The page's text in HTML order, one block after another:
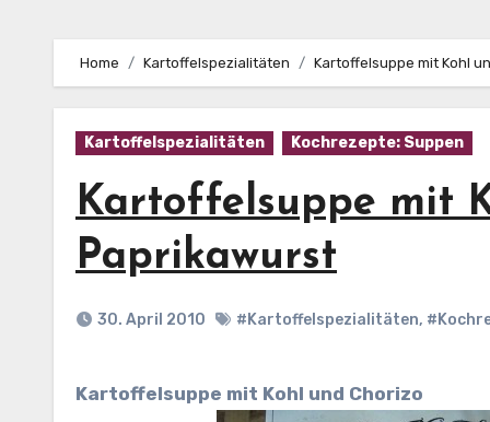
Home Kartoffelspezialitäten Kartoffelsuppe mit Kohl
Kartoffelspezialitäten Kochrezepte: Suppen
Kartoffelsuppe mit
Paprikawurst
30. April 2010 #Kartoffelspezialitäten,
Kartoffelsuppe mit Kohl und Chorizo